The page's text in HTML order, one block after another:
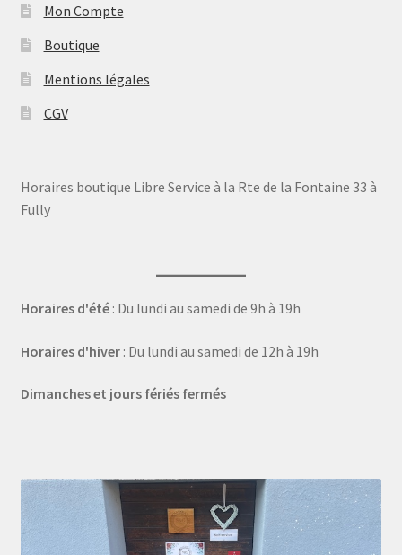
Mon Compte
Boutique
Mentions légales
CGV
Horaires boutique Libre Service à la Rte de la Fontaine 33 à
Fully
Horaires d'été: Du lundi au samedi de 9h à 19h
Horaires d'hiver: Du lundi au samedi de 12h à 19h
Dimanches et jours fériés fermés